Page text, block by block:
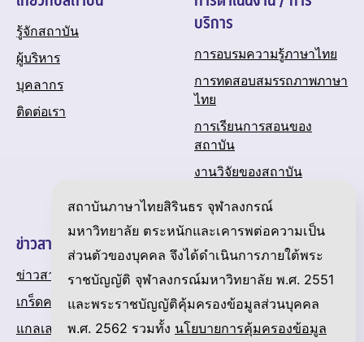
รู้จักสถาบัน
ผู้บริหาร
บุคลากร
ติดต่อเรา
บริการ
การอบรมความรู้ภาษาไทย
การทดสอบสมรรถภาพภาษา
ไทย
การเรียนการสอนของ
สถาบัน
งานวิจัยของสถาบัน
ปฏิทินกิจกรรมของสถาบัน
ข่าวสารและความเคลื่อนไหว
ข่าวสาร
เกร็ดความรู้เกี่ยวกับภาษาไทย
แกลเลอรี
สถาบันภาษาไทยสิรินธร จุฬาลงกรณ์
มหาวิทยาลัย ตระหนักและเคารพต่อความเป็น
ส่วนตัวของบุคคล จึงได้ดำเนินการภายใต้พระ
ราชบัญญัติ จุฬาลงกรณ์มหาวิทยาลัย พ.ศ. 2551
และพระราชบัญญัติคุ้มครองข้อมูลส่วนบุคคล
พ.ศ. 2562 รวมทั้ง นโยบายการคุ้มครองข้อมูล